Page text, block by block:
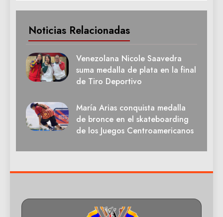
Noticias Relacionadas
Venezolana Nicole Saavedra
suma medalla de plata en la final
de Tiro Deportivo
María Arias conquista medalla
de bronce en el skateboarding
de los Juegos Centroamericanos